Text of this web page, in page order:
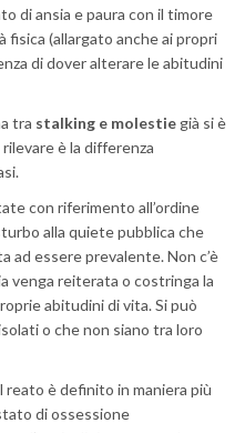
di ansia e paura con il timore
fisica (allargato anche ai propri
di dover alterare le abitudini
tra stalking e molestie già si è
è la differenza
con riferimento all’ordine
alla quiete pubblica che
ad essere prevalente. Non c’è
venga reiterata o costringa la
abitudini di vita. Si può
o che non siano tra loro
reato è definito in maniera più
di ossessione